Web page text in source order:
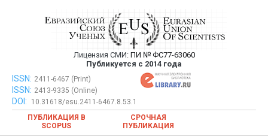
Евразийский Союз Ученых —
публикация научных статей в
ежемесячном научном журнале
Лицензия СМИ: ПИ № ФС77-63060
Публикуется с 2014 года
Евразийский Союз Ученых — публикация научных статей в
ежемесячном научном журнале
ISSN: 2411-6467 (Print)
ISSN: 2413-9335 (Online)
DOI:
10.31618/esu.2411-6467.8.53.1
ПУБЛИКАЦИЯ В
SCOPUS
СРОЧНАЯ
ПУБЛИКАЦИЯ